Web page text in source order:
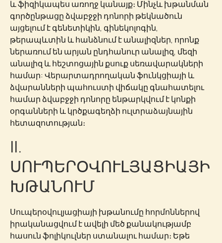
և ֆիզիկապես առողջ կանայք։ Մինչև խթանման
գործընթացը ձվաբջջի դոնորի թեկնածուն
այցելում է գենետիկին, գինեկոլոգին,
թերապևտին և հանձնում է անալիզներ, որոնք
ներառում են արյան ընդհանուր անալիզ, մեզի
անալիզ և հեշտոցային քսուք սեռավարակների
համար: Վերարտադրողական ֆունկցիայի և
ձվարանների պահուստի վիճակը գնահատելու
համար ձվաբջջի դոնորը ենթարկվում է կոնքի
օրգանների և կրծքագեղձի ուլտրաձայնային
հետազոտության։
II.
ՍՈՒՊԵՐՕՎՈՒԼՅԱՑԻԱՅԻ
ԽԹԱՆՈՒՄ
Սուպերօվուլյացիայի խթանումը հորմոններով
իրականացվում է ավելի մեծ քանակությամբ
հասուն ֆոլիկուլներ ստանալու համար։ Եթե